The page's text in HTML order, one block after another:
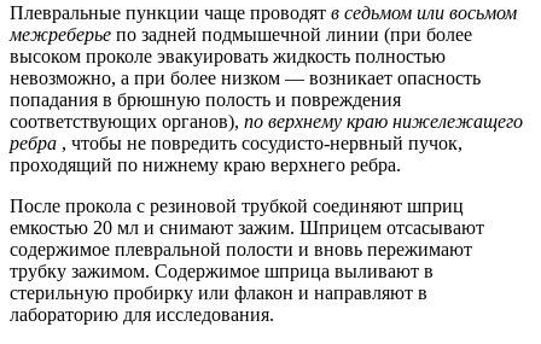
Плевральные пункции чаще проводят в седьмом или восьмом
межреберье по задней подмышечной линии (при более
высоком проколе эвакуировать жидкость полностью
невозможно, а при более низком — возникает опасность
попадания в брюшную полость и повреждения
соответствующих органов), по верхнему краю нижележащего
ребра , чтобы не повредить сосудисто-нервный пучок,
проходящий по нижнему краю верхнего ребра.
После прокола с резиновой трубкой соединяют шприц
емкостью 20 мл и снимают зажим. Шприцем отсасывают
содержимое плевральной полости и вновь пережимают
трубку зажимом. Содержимое шприца выливают в
стерильную пробирку или флакон и направляют в
лабораторию для исследования.